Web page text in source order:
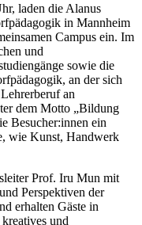
laden die Alanus
in Mannheim
Campus ein. Im
und
sowie die
an der sich
an
dem Motto „Bildung
Besucher:innen ein
wie Kunst, Handwerk
Prof. Iru Mun mit
Perspektiven der
erhalten Gäste in
und